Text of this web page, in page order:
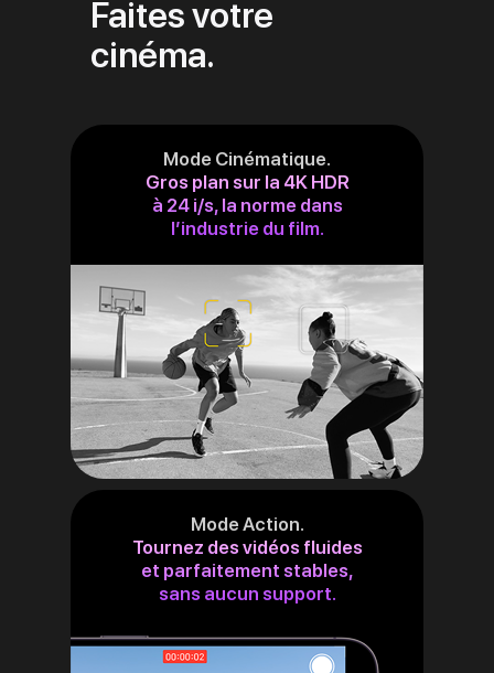
Faites votre
cinéma.
Mode Cinématique.
Gros plan sur la 4K HDR
à 24 i/s, la norme dans
l’industrie du film.
Mode Action.
Tournez des vidéos fluides
et parfaitement stables,
sans aucun support.